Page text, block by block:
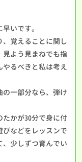
いです。
覚えることに関し
見よう見まねでも指
るべきと私は考え
の一部分なら、弾け
かが30分で身に付
びなどをレッスンで
少しずつ育んでい